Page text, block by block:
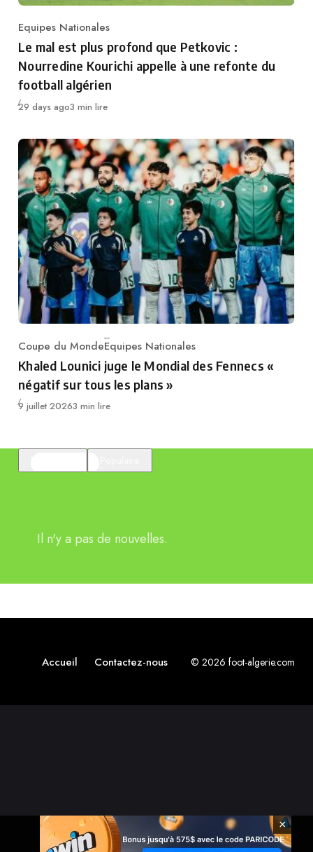
Category
Equipes Nationales
Le mal est plus profond que Petkovic :
Nourredine Kourichi appelle à une refonte du
football algérien
Publié
29 days ago3 min lire
Category
Coupe du MondeEquipes Nationales
Khaled Lounici juge le Mondial des Fennecs «
négatif sur tous les plans »
Publié
9 juillet 20263 min lire
Il n'y a pas de nouvelles.
Accueil Contactez-nous © 2026 foot-algerie.com
×